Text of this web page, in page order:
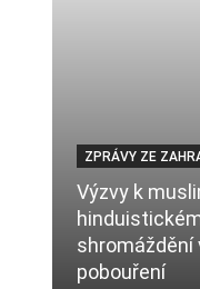
ZPRÁVY ZE
Výzvy k
shromáždění
pobouření